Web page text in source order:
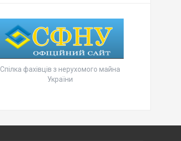
Спілка фахівців з нерухомого майна
України